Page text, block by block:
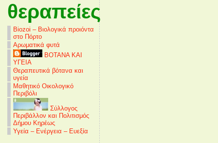
θεραπείες
Biozoi – Βιολογικά προιόντα
στο Πόρτο
Αρωματικά φυτά
ΒΟΤΑΝΑ ΚΑΙ
ΥΓΕΙΑ
Θεραπευτικά βότανα και
υγεία
Μαθητικό Οικολογικό
Περιβόλι
Σύλλογος
Περιβάλλον και Πολιτισμός
Δήμου Κηρέως
Υγεία – Ενέργεια – Ευεξία